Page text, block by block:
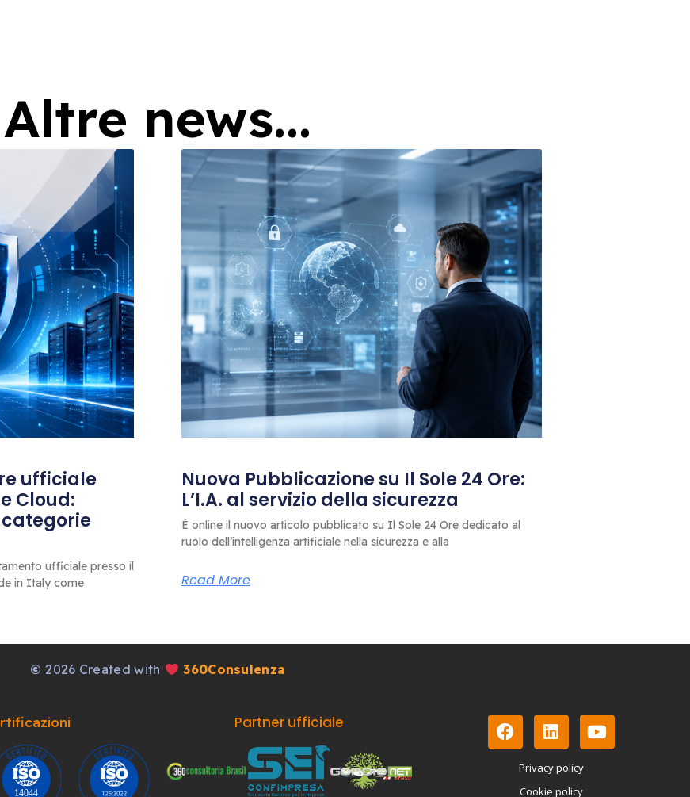
Altre news...
ufficiale
Cloud:
ufficiale presso il
in Italy come
Nuova Pubblicazione su Il Sole 24 Ore:
L’I.A. al servizio della sicurezza
È online il nuovo articolo pubblicato su Il Sole 24 Ore dedicato al
ruolo dell’intelligenza artificiale nella sicurezza e alla
Read More
© 2026 Created with 360Consulenza
Partner ufficiale
Privacy policy
Cookie policy